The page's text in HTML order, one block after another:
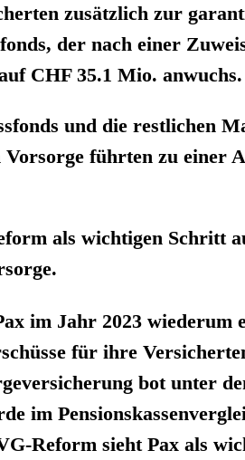
zusätzlich zur
der nach einer
CHF 35.1 Mio. anwuchs.
und die restlichen
führten zu einer
als wichtigen Schritt
im Jahr 2023 wiederum
für ihre
bot unter
im
Reform sieht Pax als